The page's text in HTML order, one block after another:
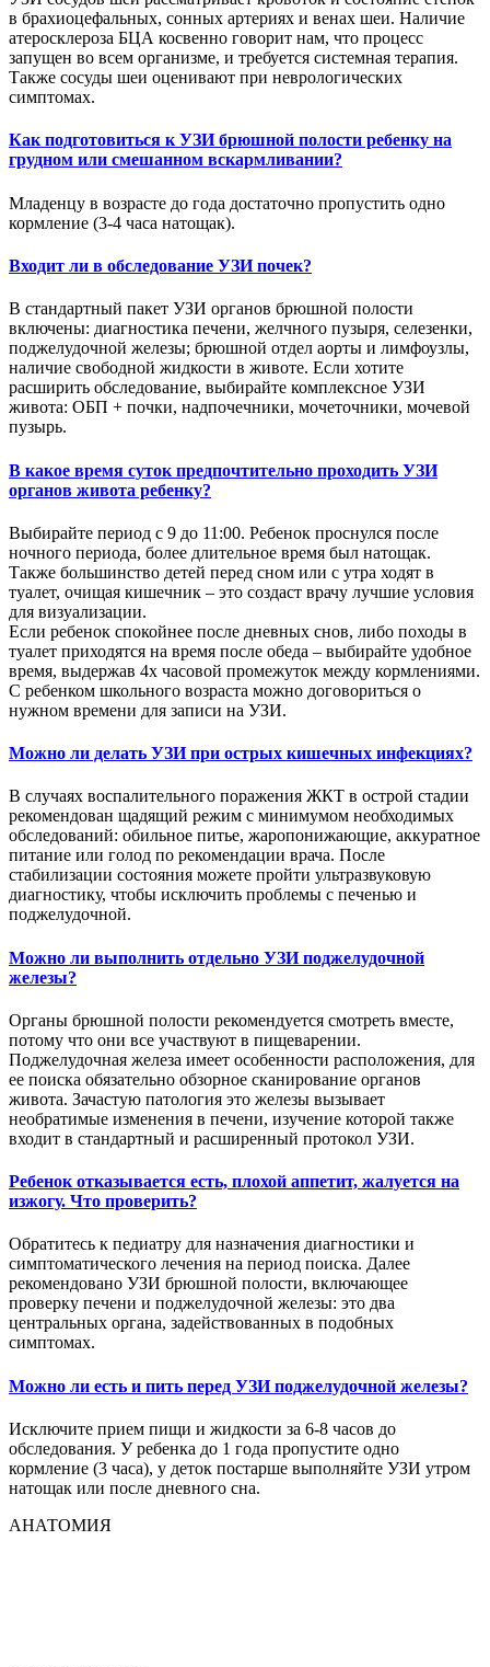
в брахиоцефальных, сонных артериях и венах шеи. Наличие
атеросклероза БЦА косвенно говорит нам, что процесс
запущен во всем организме, и требуется системная терапия.
Также сосуды шеи оценивают при неврологических
симптомах.
Как подготовиться к УЗИ брюшной полости ребенку на
грудном или смешанном вскармливании?
Младенцу в возрасте до года достаточно пропустить одно
кормление (3-4 часа натощак).
Входит ли в обследование УЗИ почек?
В стандартный пакет УЗИ органов брюшной полости
включены: диагностика печени, желчного пузыря, селезенки,
поджелудочной железы; брюшной отдел аорты и лимфоузлы,
наличие свободной жидкости в животе. Если хотите
расширить обследование, выбирайте комплексное УЗИ
живота: ОБП + почки, надпочечники, мочеточники, мочевой
пузырь.
В какое время суток предпочтительно проходить УЗИ
органов живота ребенку?
Выбирайте период с 9 до 11:00. Ребенок проснулся после
ночного периода, более длительное время был натощак.
Также большинство детей перед сном или с утра ходят в
туалет, очищая кишечник – это создаст врачу лучшие условия
для визуализации.
Если ребенок спокойнее после дневных снов, либо походы в
туалет приходятся на время после обеда – выбирайте удобное
время, выдержав 4х часовой промежуток между кормлениями.
С ребенком школьного возраста можно договориться о
нужном времени для записи на УЗИ.
Можно ли делать УЗИ при острых кишечных инфекциях?
В случаях воспалительного поражения ЖКТ в острой стадии
рекомендован щадящий режим с минимумом необходимых
обследований: обильное питье, жаропонижающие, аккуратное
питание или голод по рекомендации врача. После
стабилизации состояния можете пройти ультразвуковую
диагностику, чтобы исключить проблемы с печенью и
поджелудочной.
Можно ли выполнить отдельно УЗИ поджелудочной
железы?
Органы брюшной полости рекомендуется смотреть вместе,
потому что они все участвуют в пищеварении.
Поджелудочная железа имеет особенности расположения, для
ее поиска обязательно обзорное сканирование органов
живота. Зачастую патология это железы вызывает
необратимые изменения в печени, изучение которой также
входит в стандартный и расширенный протокол УЗИ.
Ребенок отказывается есть, плохой аппетит, жалуется на
изжогу. Что проверить?
Обратитесь к педиатру для назначения диагностики и
симптоматического лечения на период поиска. Далее
рекомендовано УЗИ брюшной полости, включающее
проверку печени и поджелудочной железы: это два
центральных органа, задействованных в подобных
симптомах.
Можно ли есть и пить перед УЗИ поджелудочной железы?
Исключите прием пищи и жидкости за 6-8 часов до
обследования. У ребенка до 1 года пропустите одно
кормление (3 часа), у деток постарше выполняйте УЗИ утром
натощак или после дневного сна.
АНАТОМИЯ